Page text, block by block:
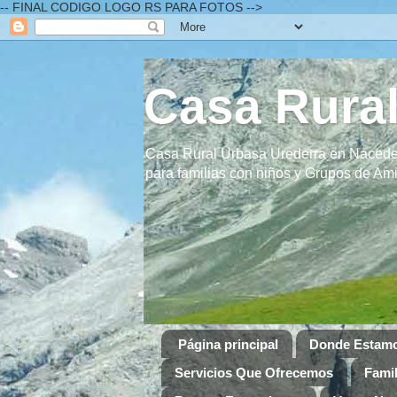
-- FINAL CODIGO LOGO RS PARA FOTOS -->
Casa
Casa Rural Urbasa Urederra en
para familias con niños y Grupos de
Página principal
Donde
Servicios Que Ofrecemos